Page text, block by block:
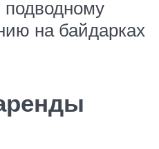
подводному
на байдарках